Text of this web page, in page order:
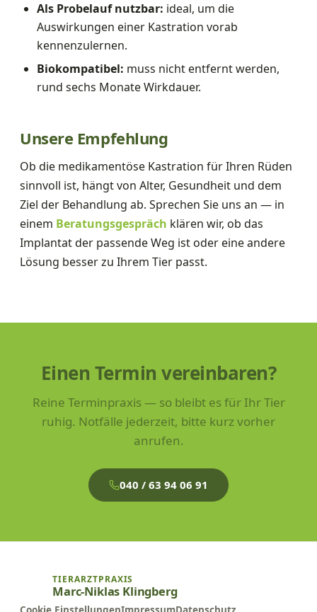
Als Probelauf nutzbar: ideal, um die
Auswirkungen einer Kastration vorab
kennenzulernen.
Biokompatibel: muss nicht entfernt werden,
rund sechs Monate Wirkdauer.
Unsere Empfehlung
Ob die medikamentöse Kastration für Ihren Rüden
sinnvoll ist, hängt von Alter, Gesundheit und dem
Ziel der Behandlung ab. Sprechen Sie uns an — in
einem Beratungsgespräch klären wir, ob das
Implantat der passende Weg ist oder eine andere
Lösung besser zu Ihrem Tier passt.
Einen Termin vereinbaren?
Reine Terminpraxis — so bleibt es für Ihr Tier
ruhig. Notfälle jederzeit, bitte kurz vorher
anrufen.
040 / 63 94 06 91
TIERARZTPRAXIS
Marc-Niklas Klingberg